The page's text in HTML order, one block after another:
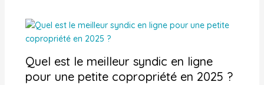
Quel est le meilleur syndic en ligne
pour une petite copropriété en 2025 ?